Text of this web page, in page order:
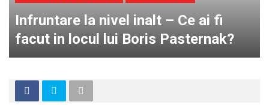
Infruntare la nivel inalt – Ce ai fi
facut in locul lui Boris Pasternak?